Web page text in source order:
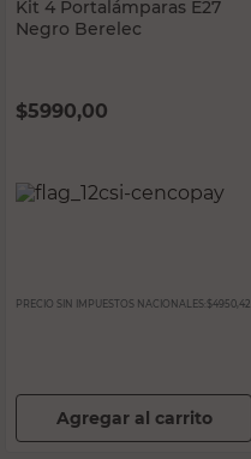
Kit 4 Portalámparas E27
Negro Berelec
$5990,00
PRECIO SIN IMPUESTOS NACIONALES: $4950,42
Agregar al carrito